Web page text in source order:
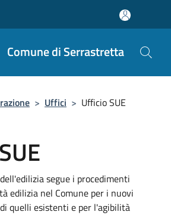
Comune di Serrastretta
> Uffici > Ufficio SUE
segue i procedimenti
edilizia nel Comune per i nuovi
quelli esistenti e per l'agibilità